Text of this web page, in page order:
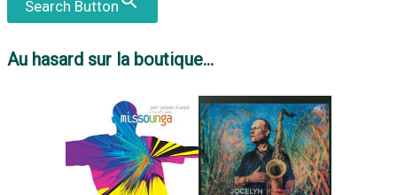
Search Button
Au hasard sur la boutique...